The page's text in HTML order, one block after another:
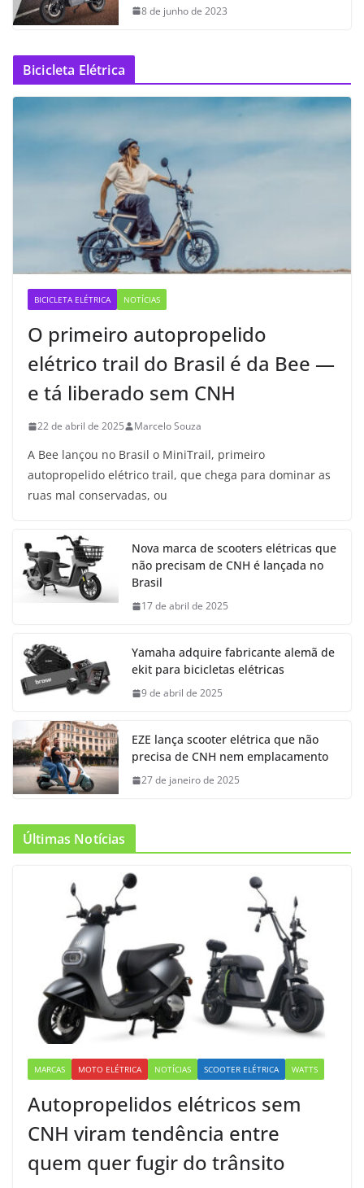
8 de junho de 2023
Bicicleta Elétrica
BICICLETA ELÉTRICA NOTÍCIAS
O primeiro autopropelido
elétrico trail do Brasil é da Bee —
e tá liberado sem CNH
22 de abril de 2025 Marcelo Souza
A Bee lançou no Brasil o MiniTrail, primeiro
autopropelido elétrico trail, que chega para dominar as
ruas mal conservadas, ou
Nova marca de scooters elétricas que
não precisam de CNH é lançada no
Brasil
17 de abril de 2025
Yamaha adquire fabricante alemã de
ekit para bicicletas elétricas
9 de abril de 2025
EZE lança scooter elétrica que não
precisa de CNH nem emplacamento
27 de janeiro de 2025
Últimas Notícias
MARCAS MOTO ELÉTRICA NOTÍCIAS SCOOTER ELÉTRICA WATTS
Autopropelidos elétricos sem
CNH viram tendência entre
quem quer fugir do trânsito